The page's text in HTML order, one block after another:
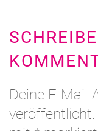
Deine E-
veröffentlicht.